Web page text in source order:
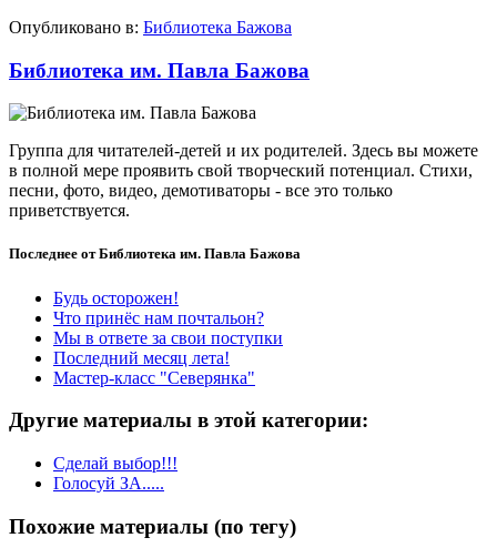
Опубликовано в: Библиотека Бажова
Библиотека им. Павла Бажова
Группа для читателей-детей и их родителей. Здесь вы можете
в полной мере проявить свой творческий потенциал. Стихи,
песни, фото, видео, демотиваторы - все это только
приветствуется.
Последнее от Библиотека им. Павла Бажова
Будь осторожен!
Что принёс нам почтальон?
Мы в ответе за свои поступки
Последний месяц лета!
Мастер-класс "Северянка"
Другие материалы в этой категории:
Сделай выбор!!!
Голосуй ЗА.....
Похожие материалы (по тегу)